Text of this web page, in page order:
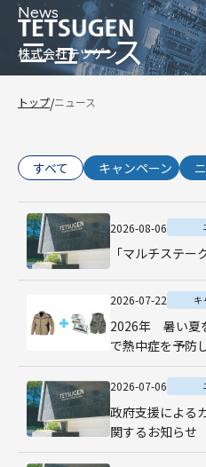
株式会社テツゲン
News
ニュース
トップ/ニュース
すべて キャンペーン
2026-08-06
「マルチステ
2026-07-22 キ
2026年 暑い夏
で熱中症を予防
2026-07-06
政府支援による
関するお知らせ